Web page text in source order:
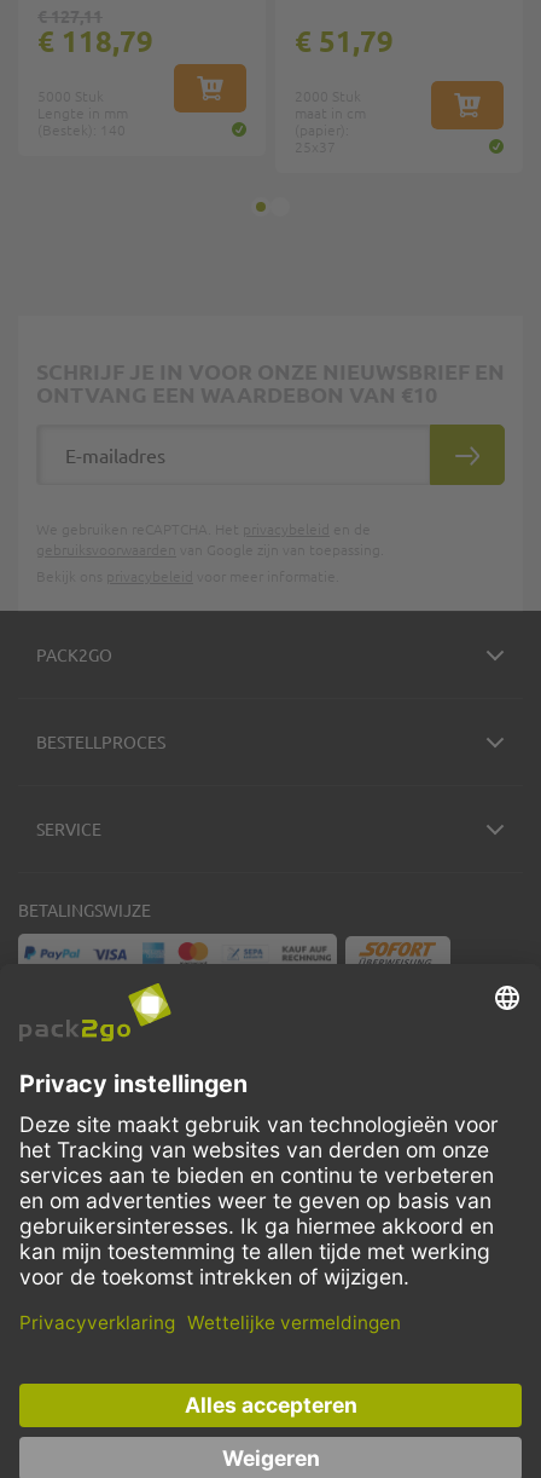
IN WINKELWAGEN
€ 118,79
IN
€ 51,79
PACK2GO
BESTELLPROCES
SERVICE
BETALINGSWIJZE
FacebookInstagramLinkedIn
Dit aanbod is enkel bedoeld voor horeca, handel, industrie, handwerk,
overheidsinstanties en vrije beroepen. Particuliere aankopen zijn